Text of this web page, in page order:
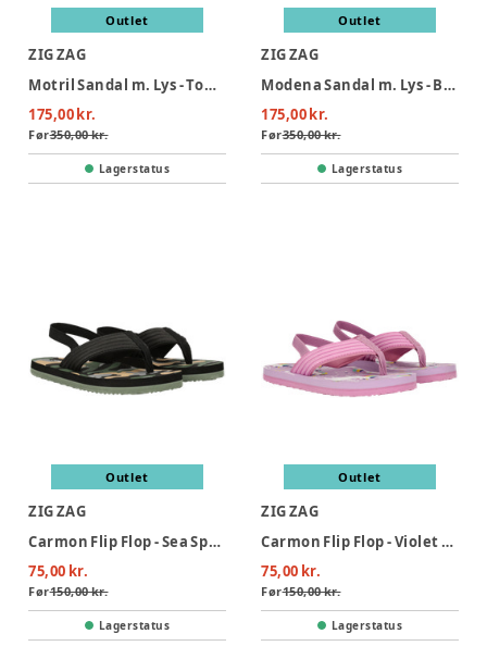
Outlet
ZIG ZAG
Motril Sandal m. Lys - Tomato
175,00 kr.
Før350,00 kr.
Lagerstatus
Outlet
ZIG ZAG
Modena Sandal m. Lys - Barely Pink
175,00 kr.
Før350,00 kr.
Lagerstatus
Outlet
ZIG ZAG
Carmon Flip Flop - Sea Spray
75,00 kr.
Før150,00 kr.
Lagerstatus
Outlet
ZIG ZAG
Carmon Flip Flop - Violet Tulip
75,00 kr.
Før150,00 kr.
Lagerstatus